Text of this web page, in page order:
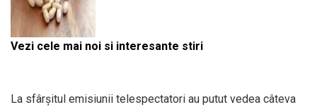
Vezi cele mai noi si interesante stiri
La sfârșitul emisiunii telespectatori au putut vedea câteva